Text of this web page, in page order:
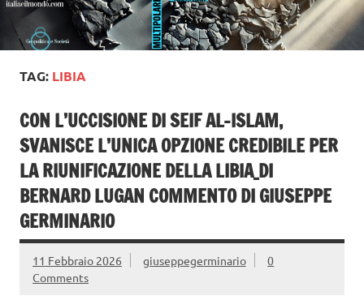
TAG: LIBIA
CON L’UCCISIONE DI SEIF AL-ISLAM,
SVANISCE L’UNICA OPZIONE CREDIBILE PER
LA RIUNIFICAZIONE DELLA LIBIA_DI
BERNARD LUGAN COMMENTO DI GIUSEPPE
GERMINARIO
11 Febbraio 2026 giuseppegerminario
0
Comments